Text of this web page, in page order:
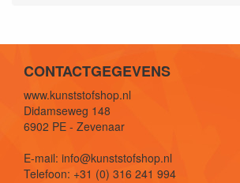
CONTACTGEGEVENS
www.kunststofshop.nl
Didamseweg 148
6902 PE - Zevenaar
E-mail: info@kunststofshop.nl
Telefoon: +31 (0) 316 241 994